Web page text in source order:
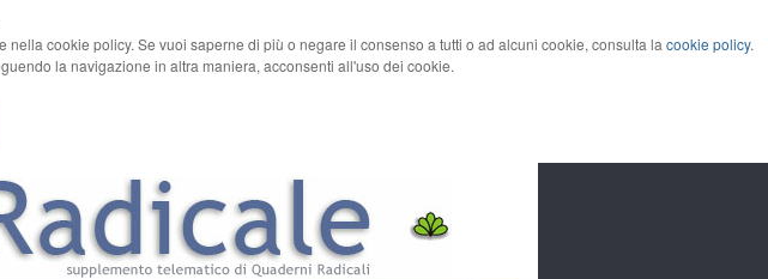
cookie policy. Se vuoi saperne di più o negare il consenso a tutti o ad alcuni cookie, consulta la cookie policy.
la navigazione in altra maniera, acconsenti all'uso dei cookie.